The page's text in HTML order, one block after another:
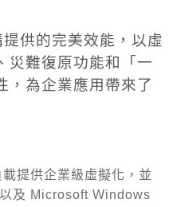
供的完美效能，以虛
災難復原功能和「一
，為企業應用帶來了
提供企業級虛擬化，並
及 Microsoft Windows